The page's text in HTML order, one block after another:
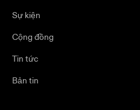
Sự kiện
Cộng đồng
Tin tức
Bản tin